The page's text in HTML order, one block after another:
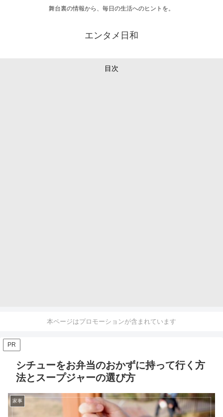
舞台裏の情報から、毎日の生活へのヒントを。
エンタメ日和
目次
本ページはプロモーションが含まれています
PR
シチューをお弁当のおかずに持って行く方
法とスープジャーの選び方
家事